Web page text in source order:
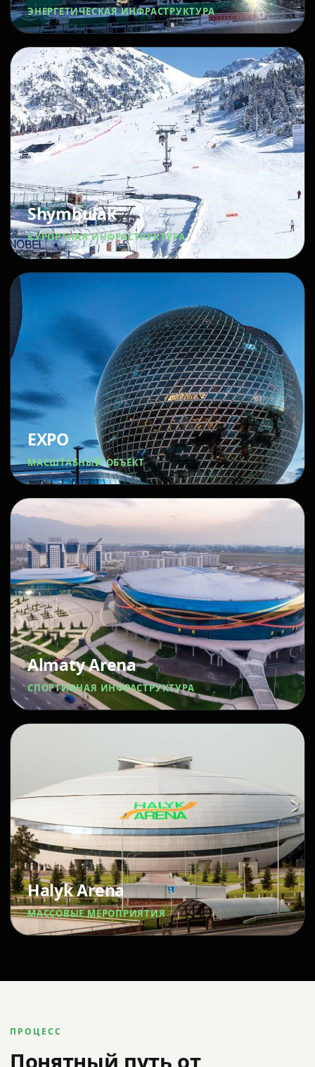
ЭНЕРГЕТИЧЕСКАЯ ИНФРАСТРУКТУРА
Shymbulak
КУРОРТНАЯ ИНФРАСТРУКТУРА
EXPO
МАСШТАБНЫЙ ОБЪЕКТ
Almaty Arena
СПОРТИВНАЯ ИНФРАСТРУКТУРА
Halyk Arena
МАССОВЫЕ МЕРОПРИЯТИЯ
ПРОЦЕСС
Понятный путь от